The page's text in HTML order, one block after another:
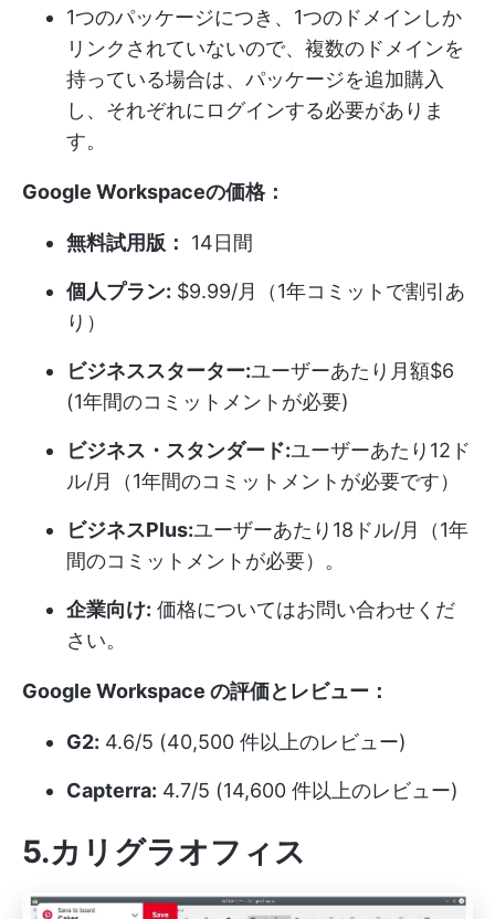
1つのパッケージにつき、1つのドメインしか
リンクされていないので、複数のドメインを
持っている場合は、パッケージを追加購入
し、それぞれにログインする必要がありま
す。
Google Workspaceの価格：
無料試用版： 14日間
個人プラン: $9.99/月（1年コミットで割引あ
り）
ビジネススターター:ユーザーあたり月額$6
(1年間のコミットメントが必要)
ビジネス・スタンダード:ユーザーあたり12ド
ル/月（1年間のコミットメントが必要です）
ビジネスPlus:ユーザーあたり18ドル/月（1年
間のコミットメントが必要）。
企業向け: 価格についてはお問い合わせくだ
さい。
Google Workspace の評価とレビュー：
G2: 4.6/5 (40,500 件以上のレビュー)
Capterra: 4.7/5 (14,600 件以上のレビュー)
5.カリグラオフィス